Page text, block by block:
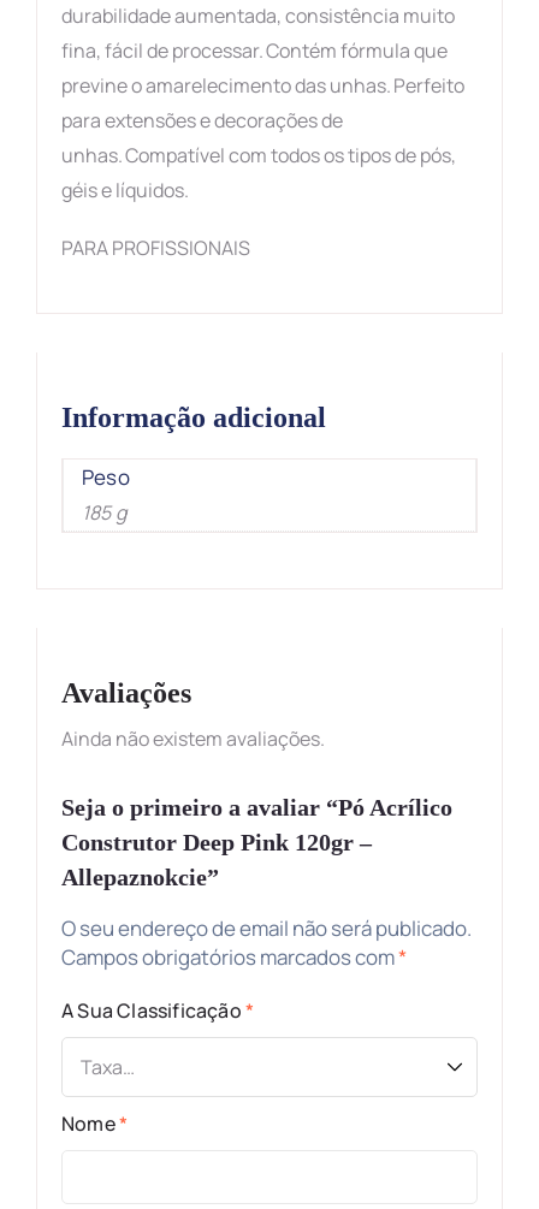
durabilidade aumentada, consistência muito
fina, fácil de processar. Contém fórmula que
previne o amarelecimento das unhas. Perfeito
para extensões e decorações de
unhas. Compatível com todos os tipos de pós,
géis e líquidos.
PARA PROFISSIONAIS
Informação adicional
Peso
185 g
Avaliações
Ainda não existem avaliações.
Seja o primeiro a avaliar “Pó Acrílico
Construtor Deep Pink 120gr –
Allepaznokcie”
O seu endereço de email não será publicado.
Campos obrigatórios marcados com*
A Sua Classificação*
Nome*